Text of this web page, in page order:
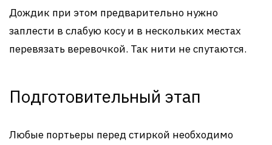
Дождик при этом предварительно нужно
заплести в слабую косу и в нескольких местах
перевязать веревочкой. Так нити не спутаются.
Подготовительный этап
Любые портьеры перед стиркой необходимо